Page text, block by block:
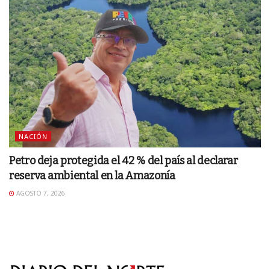
NACIÓN
Petro deja protegida el 42 % del país al declarar
reserva ambiental en la Amazonía
AGOSTO 7, 2026